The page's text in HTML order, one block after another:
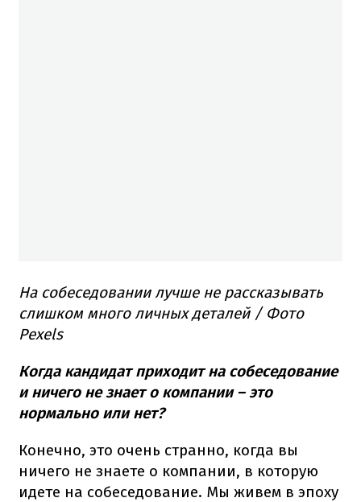
На собеседовании лучше не рассказывать
слишком много личных деталей / Фото
Pexels
Когда кандидат приходит на собеседование
и ничего не знает о компании – это
нормально или нет?
Конечно, это очень странно, когда вы
ничего не знаете о компании, в которую
идете на собеседование. Мы живем в эпоху